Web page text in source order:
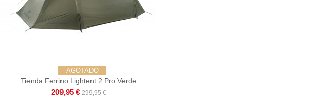
AGOTADO
Tienda Ferrino Lightent 2 Pro Verde
209,95 € 299,95 €